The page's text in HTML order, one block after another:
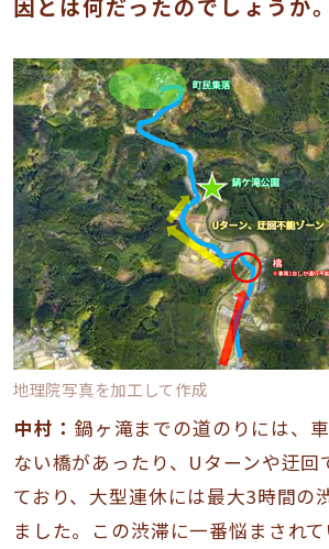
因とは何だったのでしょうか。
地理院写真を加工して作成
中村： 鍋ヶ滝までの道のりには、
ない橋があったり、Uターンや迂回
ており、大型連休には最大3時間の
ました。この渋滞に一番悩まされ